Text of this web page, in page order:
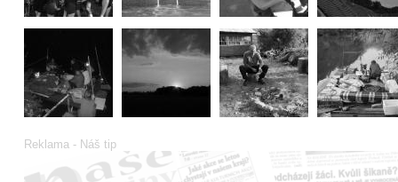
Reklama - Náš tip